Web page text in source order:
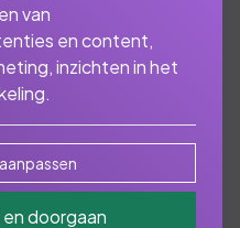
alle
producten
naar
de
de
van
en content,
inzichten in het
doorgaan